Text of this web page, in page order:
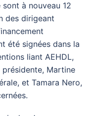
à nouveau 12
des dirigeant
été signées dans la
liant AEHDL,
présidente, Martine
et Tamara Nero,